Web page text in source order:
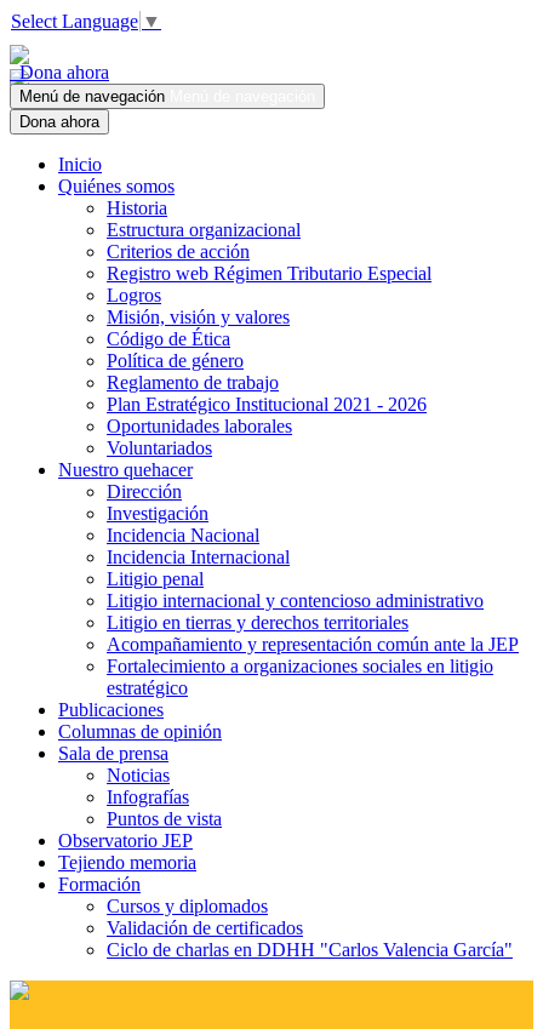
Select Language ▼
Dona ahora
Menú de navegación
Dona ahora
Inicio
Quiénes somos
Historia
Estructura organizacional
Criterios de acción
Registro web Régimen Tributario Especial
Logros
Misión, visión y valores
Código de Ética
Política de género
Reglamento de trabajo
Plan Estratégico Institucional 2021 - 2026
Oportunidades laborales
Voluntariados
Nuestro quehacer
Dirección
Investigación
Incidencia Nacional
Incidencia Internacional
Litigio penal
Litigio internacional y contencioso administrativo
Litigio en tierras y derechos territoriales
Acompañamiento y representación común ante la JEP
Fortalecimiento a organizaciones sociales en litigio
estratégico
Publicaciones
Columnas de opinión
Sala de prensa
Noticias
Infografías
Puntos de vista
Observatorio JEP
Tejiendo memoria
Formación
Cursos y diplomados
Validación de certificados
Ciclo de charlas en DDHH "Carlos Valencia García"